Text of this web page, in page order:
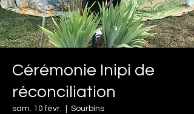
Cérémonie Inipi de
réconciliation
sam. 10 févr. Sourbins